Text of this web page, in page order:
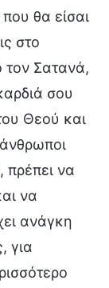
θα είσαι
στο
τον Σατανά,
σου
Θεού και
να
να
ανάγκη
για